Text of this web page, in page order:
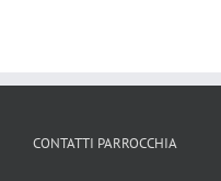
CONTATTI PARROCCHIA